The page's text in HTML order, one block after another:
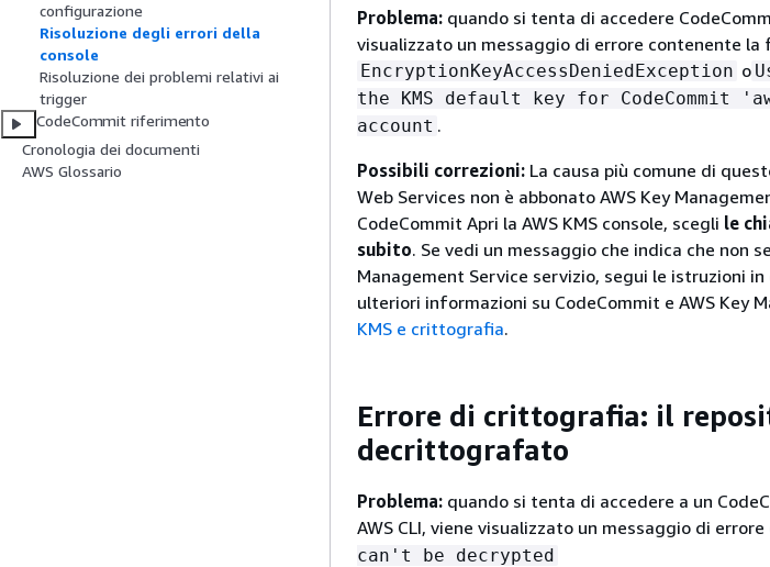
configurazione
Risoluzione degli errori della
console
Risoluzione dei problemi relativi ai
trigger
CodeCommit riferimento
Cronologia dei documenti
AWS Glossario
Problema: quando si tenta di accedere
visualizzato un messaggio di errore contenente la
EncryptionKeyAccessDeniedException o
the KMS default key for CodeCommit
account .
Possibili correzioni: La causa più comune di
Web Services non è abbonato AWS Key
CodeCommit Apri la AWS KMS console, scegli le
subito. Se vedi un messaggio che indica che non
Management Service servizio, segui le istruzioni
ulteriori informazioni su CodeCommit e AWS Key
KMS e crittografia.
Errore di crittografia: il
decrittografato
Problema: quando si tenta di accedere a un
AWS CLI, viene visualizzato un messaggio di
can't be decrypted